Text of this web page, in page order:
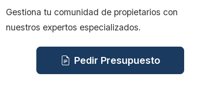
Gestiona tu comunidad de propietarios con
nuestros expertos especializados.
Pedir Presupuesto